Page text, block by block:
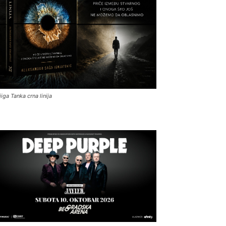
Tanka crna linija